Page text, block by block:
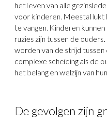
het leven van alle
voor kinderen. Meestal lukt
te vangen. Kinderen
ruzies zijn tussen de
worden van de strijd
complexe scheiding als de
het belang en welzijn van
De gevolgen zijn